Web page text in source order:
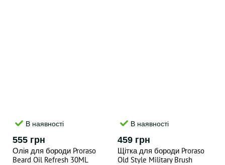
В наявності
555 грн
Олія для бороди Proraso
Beard Oil Refresh 30ML
В наявності
459 грн
Щітка для бороди Proraso
Old Style Military Brush